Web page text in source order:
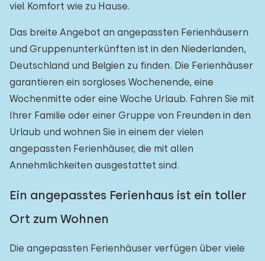
viel Komfort wie zu Hause.
Das breite Angebot an angepassten Ferienhäusern
und Gruppenunterkünften ist in den Niederlanden,
Deutschland und Belgien zu finden. Die Ferienhäuser
garantieren ein sorgloses Wochenende, eine
Wochenmitte oder eine Woche Urlaub. Fahren Sie mit
Ihrer Familie oder einer Gruppe von Freunden in den
Urlaub und wohnen Sie in einem der vielen
angepassten Ferienhäuser, die mit allen
Annehmlichkeiten ausgestattet sind.
Ein angepasstes Ferienhaus ist ein toller
Ort zum Wohnen
Die angepassten Ferienhäuser verfügen über viele